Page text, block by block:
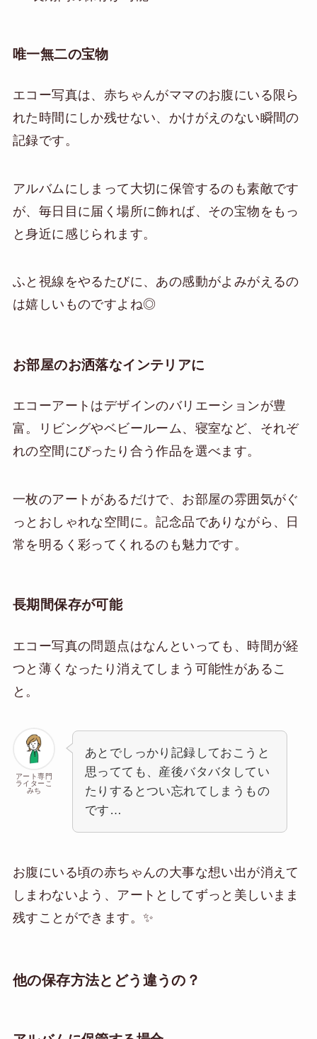
唯一無二の宝物
エコー写真は、赤ちゃんがママのお腹にいる限ら
れた時間にしか残せない、かけがえのない瞬間の
記録です。
アルバムにしまって大切に保管するのも素敵です
が、毎日目に届く場所に飾れば、その宝物をもっ
と身近に感じられます。
ふと視線をやるたびに、あの感動がよみがえるの
は嬉しいものですよね◎
お部屋のお洒落なインテリアに
エコーアートはデザインのバリエーションが豊
富。リビングやベビールーム、寝室など、それぞ
れの空間にぴったり合う作品を選べます。
一枚のアートがあるだけで、お部屋の雰囲気がぐ
っとおしゃれな空間に。記念品でありながら、日
常を明るく彩ってくれるのも魅力です。
長期間保存が可能
エコー写真の問題点はなんといっても、時間が経
つと薄くなったり消えてしまう可能性があるこ
と。
アート専門
ライターこ
みち
あとでしっかり記録しておこうと
思ってても、産後バタバタしてい
たりするとつい忘れてしまうもの
です…
お腹にいる頃の赤ちゃんの大事な想い出が消えて
しまわないよう、アートとしてずっと美しいまま
残すことができます。✨
他の保存方法とどう違うの？